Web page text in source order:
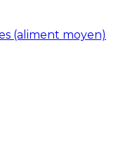
(aliment moyen)